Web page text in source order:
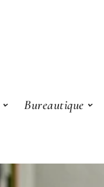
Bureautique